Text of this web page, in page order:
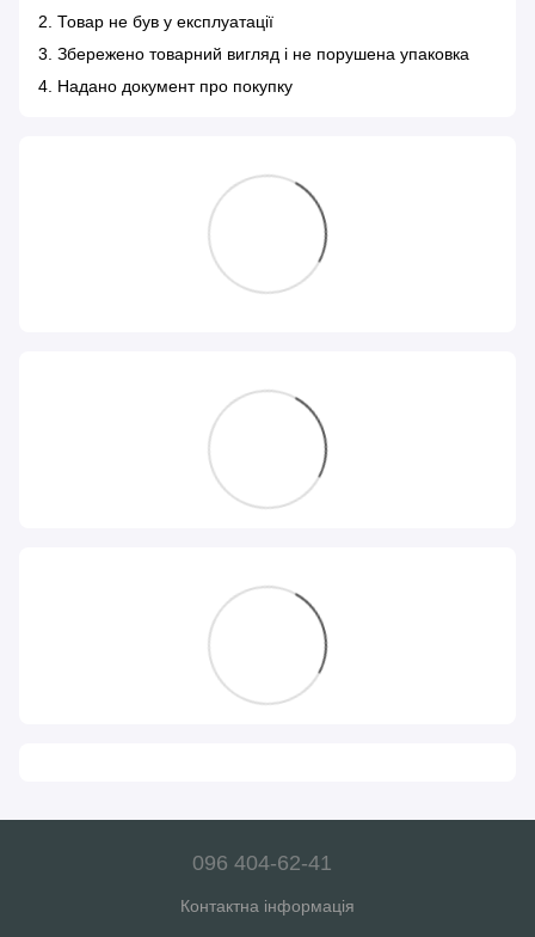
2. Товар не був у експлуатації
3. Збережено товарний вигляд і не порушена упаковка
4. Надано документ про покупку
096 404-62-41
Контактна інформація